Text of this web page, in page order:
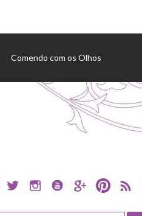
Comendo com os Olhos